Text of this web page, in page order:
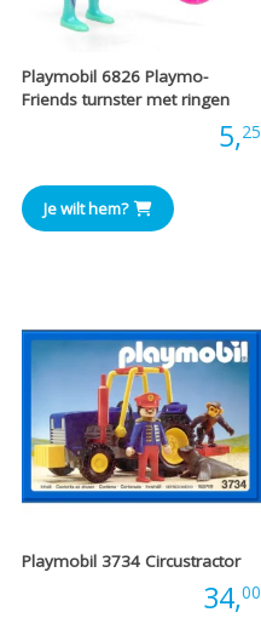
Playmobil 6826 Playmo-
Friends turnster met ringen
5,25
Je wilt hem?
Playmobil 3734 Circustractor
34,00